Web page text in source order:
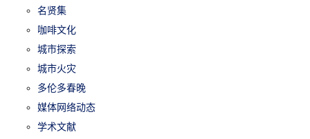
名贤集
咖啡文化
城市探索
城市火灾
多伦多春晚
媒体网络动态
学术文献